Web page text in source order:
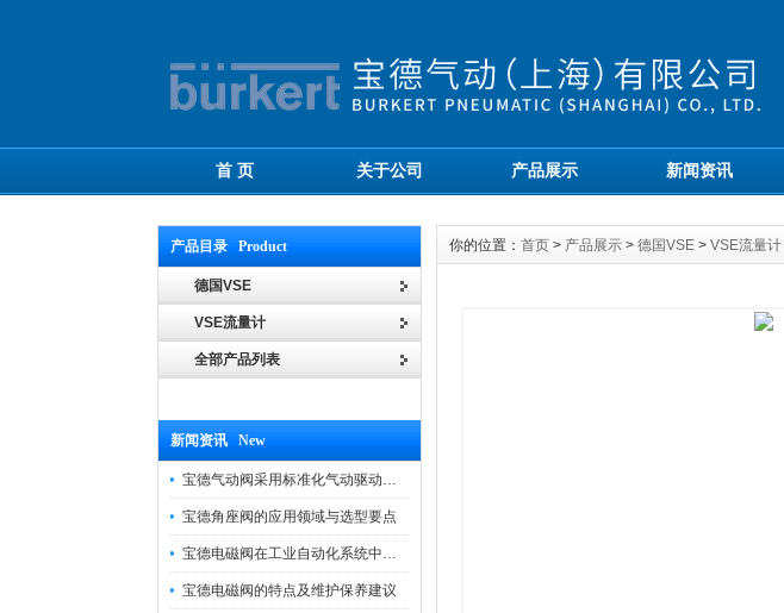
首 页 关于公司 产品展示 新闻资讯
产品目录 Product
德国VSE
VSE流量计
全部产品列表
新闻资讯 New
宝德气动阀采用标准化气动驱动设计，可匹配各类工业气源工况
宝德角座阀的应用领域与选型要点
宝德电磁阀在工业自动化系统中的作用
宝德电磁阀的特点及维护保养建议
你的位置： 首页 > 产品展示 > 德国VSE > VSE流量计